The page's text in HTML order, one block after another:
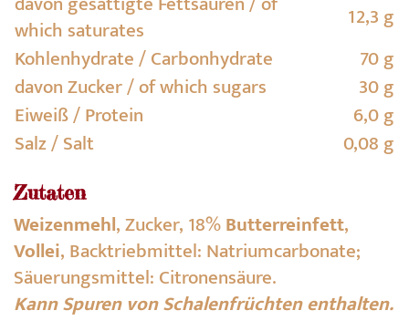
which saturates
12,3 g
Kohlenhydrate / Carbonhydrate
70 g
davon Zucker / of which sugars
30 g
Eiweiß / Protein
6,0 g
Salz / Salt
0,08 g
Zutaten
Weizenmehl, Zucker, 18%Butterreinfett,
Vollei, Backtriebmittel: Natriumcarbonate;
Säuerungsmittel: Citronensäure.
Kann Spuren von Schalenfrüchten enthalten.